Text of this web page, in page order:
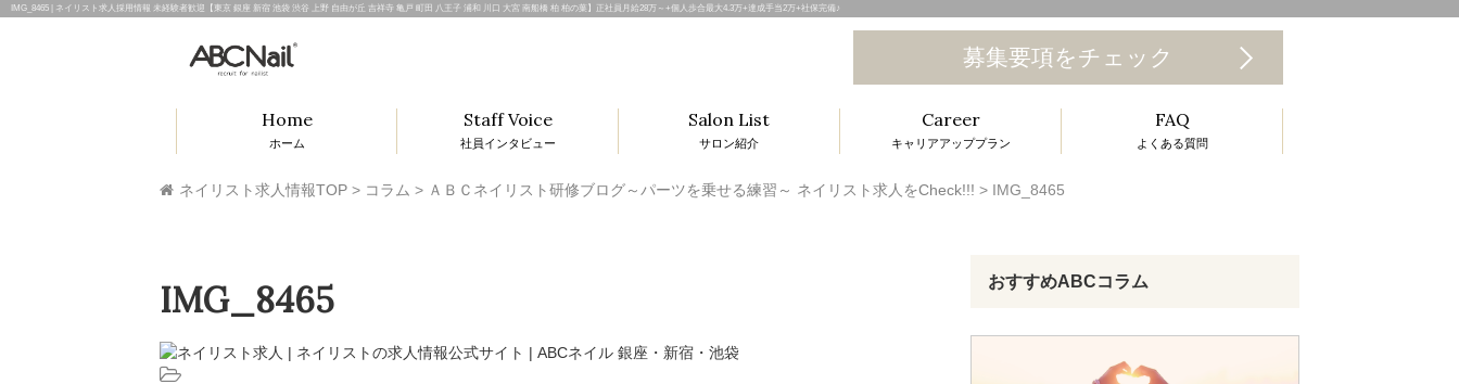
IMG_8465 | ネイリスト求人採用情報 未経験者歓迎【東京 銀座 新宿 池袋 渋谷 上野 自由が丘 吉祥寺 亀戸 町田 八王子 浦和 川口 大宮 南船橋 柏 柏の葉】正社員月給28万～+個人歩合最大4.3万+達成手当2万+社保完備♪
T
o
g
g
l
募集要項をチェック
Home
ホーム
Staff Voice
社員インタビュー
Salon List
サロン紹介
Career
キャリアアッププラン
FAQ
よくある質問
ネイリスト求人情報TOP > コラム > ＡＢＣネイリスト研修ブログ～パーツを乗せる練習～ ネイリスト求人をCheck!!! > IMG_8465
IMG_8465 おすすめABCコラム